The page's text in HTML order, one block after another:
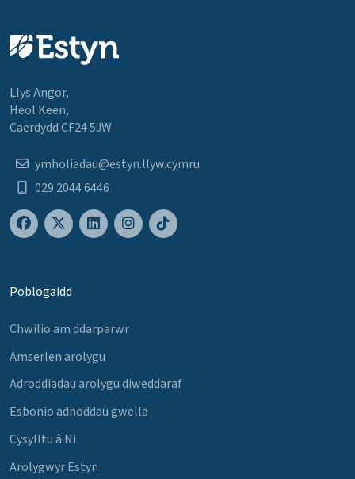
Llys Angor,
Heol Keen,
Caerdydd CF24 5JW
ymholiadau@estyn.llyw.cymru
029 2044 6446
Poblogaidd
Chwilio am ddarparwr
Amserlen arolygu
Adroddiadau arolygu diweddaraf
Esbonio adnoddau gwella
Cysylltu â Ni
Arolygwyr Estyn